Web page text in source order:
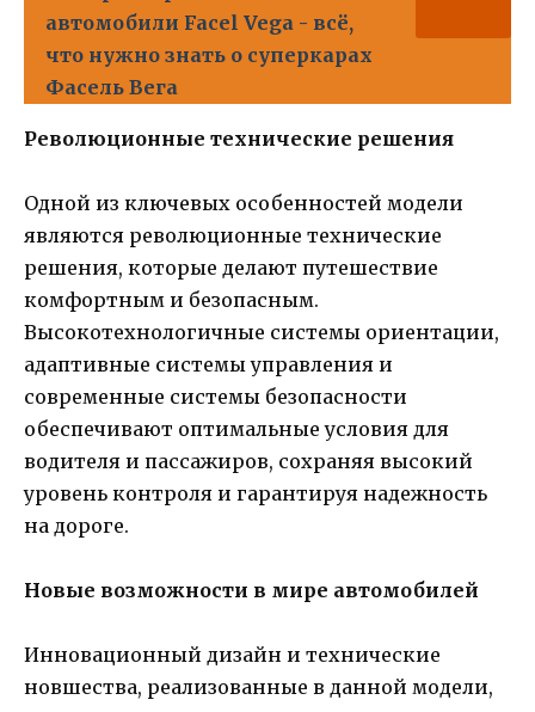
автомобили Facel Vega - всё,
что нужно знать о суперкарах
Фасель Вега
Революционные технические решения
Одной из ключевых особенностей модели
являются революционные технические
решения, которые делают путешествие
комфортным и безопасным.
Высокотехнологичные системы ориентации,
адаптивные системы управления и
современные системы безопасности
обеспечивают оптимальные условия для
водителя и пассажиров, сохраняя высокий
уровень контроля и гарантируя надежность
на дороге.
Новые возможности в мире автомобилей
Инновационный дизайн и технические
новшества, реализованные в данной модели,